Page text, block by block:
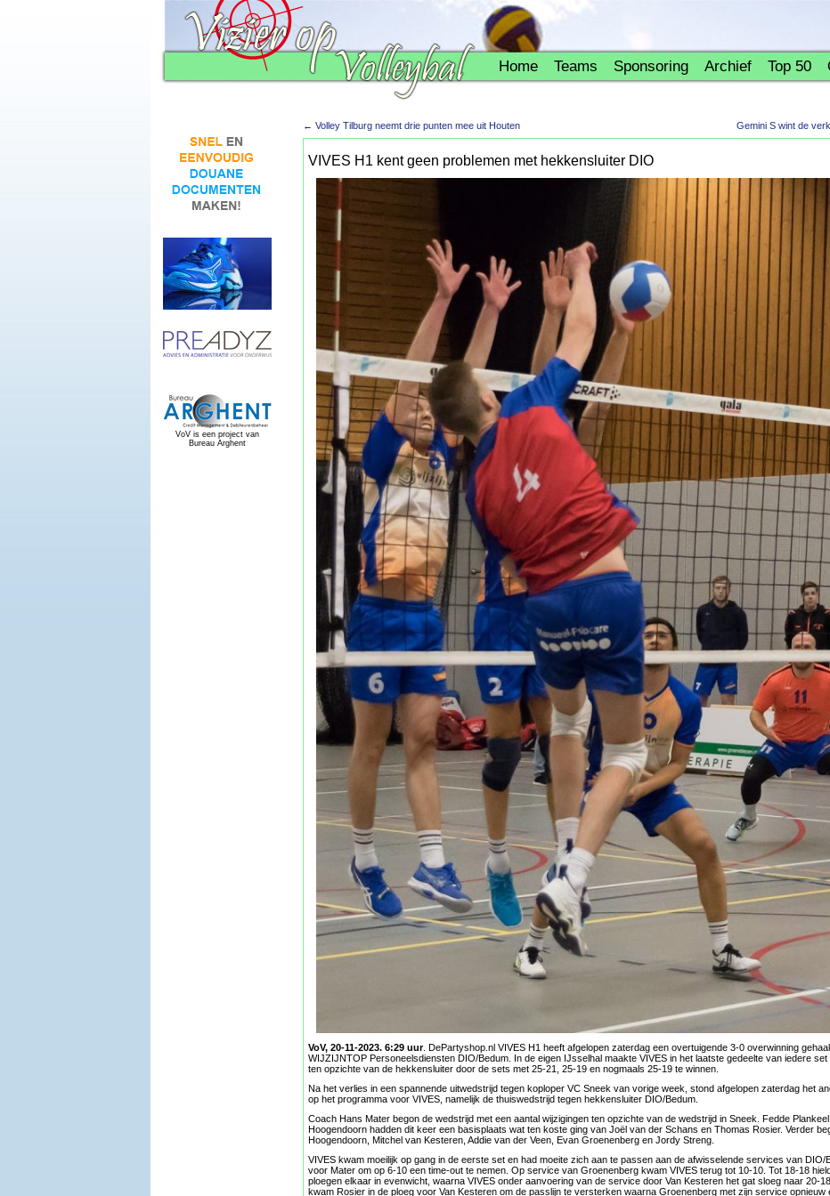
Home Teams Sponsoring Archief Top 50
VoV is een project van
Bureau Arghent
← Volley Tilburg neemt drie punten mee uit Houten Gemini S wint de
VIVES H1 kent geen problemen met hekkensluiter DIO
VoV, 20-11-2023. 6:29 uur. DePartyshop.nl VIVES H1 heeft afgelopen zaterdag een overtuigende 3-0 overwinning
WIJZIJNTOP Personeelsdiensten DIO/Bedum. In de eigen IJsselhal maakte VIVES in het laatste gedeelte van iedere set
ten opzichte van de hekkensluiter door de sets met 25-21, 25-19 en nogmaals 25-19 te winnen.
Na het verlies in een spannende uitwedstrijd tegen koploper VC Sneek van vorige week, stond afgelopen zaterdag het
op het programma voor VIVES, namelijk de thuiswedstrijd tegen hekkensluiter DIO/Bedum.
Coach Hans Mater begon de wedstrijd met een aantal wijzigingen ten opzichte van de wedstrijd in Sneek. Fedde
Hoogendoorn hadden dit keer een basisplaats wat ten koste ging van Joël van der Schans en Thomas Rosier. Verder
Hoogendoorn, Mitchel van Kesteren, Addie van der Veen, Evan Groenenberg en Jordy Streng.
VIVES kwam moeilijk op gang in de eerste set en had moeite zich aan te passen aan de afwisselende services van DIO/
voor Mater om op 6-10 een time-out te nemen. Op service van Groenenberg kwam VIVES terug tot 10-10. Tot 18-18
ploegen elkaar in evenwicht, waarna VIVES onder aanvoering van de service door Van Kesteren het gat sloeg naar 20-
kwam Rosier in de ploeg voor Van Kesteren om de passlijn te versterken waarna Groenenberg met zijn service opnieuw